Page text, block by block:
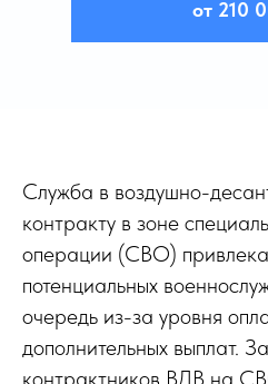
от 210
Служба в воздушно-
контракту в зоне
операции (СВО)
потенциальных
очередь из-за уровня
дополнительных выплат.
контрактников ВДВ на